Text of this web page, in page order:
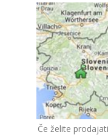
Če želite